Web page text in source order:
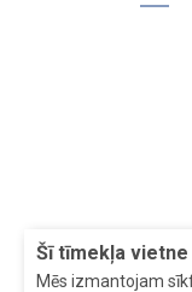
Šī tīmekļa
Mēs izmantojam